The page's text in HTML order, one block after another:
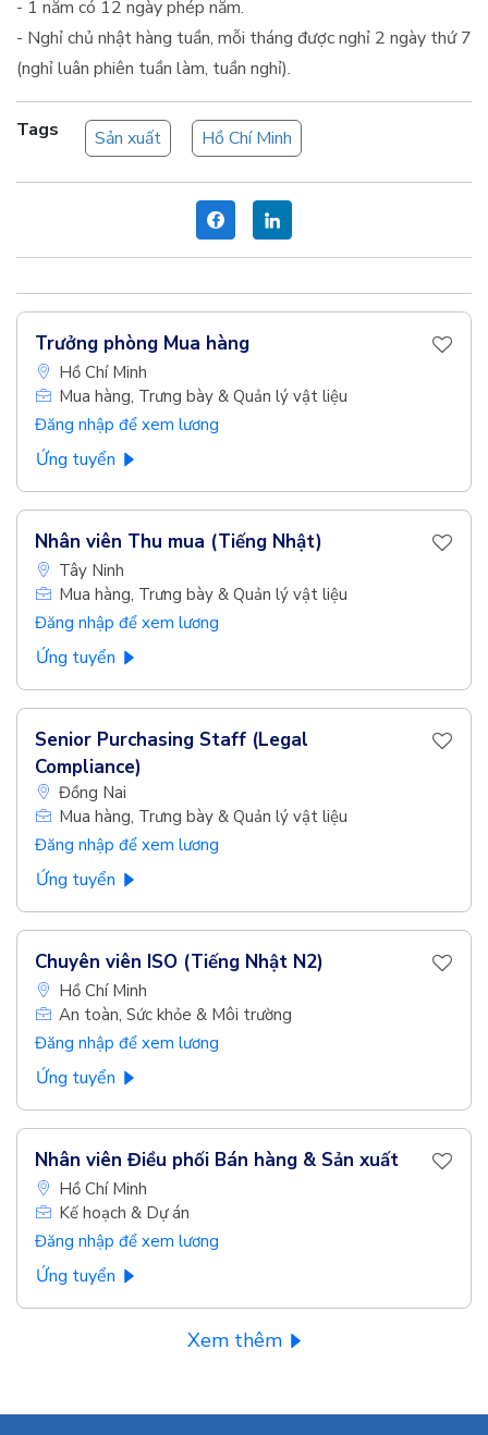
- 1 năm có 12 ngày phép năm.
- Nghỉ chủ nhật hàng tuần, mỗi tháng được nghỉ 2 ngày thứ 7
(nghỉ luân phiên tuần làm, tuần nghỉ).
Tags Sản xuất Hồ Chí Minh
Trưởng phòng Mua hàng
Hồ Chí Minh
Mua hàng, Trưng bày & Quản lý vật liệu
Đăng nhập để xem lương
Ứng tuyển
Nhân viên Thu mua (Tiếng Nhật)
Tây Ninh
Mua hàng, Trưng bày & Quản lý vật liệu
Đăng nhập để xem lương
Ứng tuyển
Senior Purchasing Staff (Legal
Compliance)
Đồng Nai
Mua hàng, Trưng bày & Quản lý vật liệu
Đăng nhập để xem lương
Ứng tuyển
Chuyên viên ISO (Tiếng Nhật N2)
Hồ Chí Minh
An toàn, Sức khỏe & Môi trường
Đăng nhập để xem lương
Ứng tuyển
Nhân viên Điều phối Bán hàng & Sản xuất
Hồ Chí Minh
Kế hoạch & Dự án
Đăng nhập để xem lương
Ứng tuyển
Xem thêm